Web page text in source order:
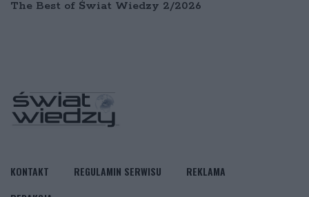
The Best of Świat Wiedzy 2/2026
KONTAKT REGULAMIN SERWISU
REKLAMA